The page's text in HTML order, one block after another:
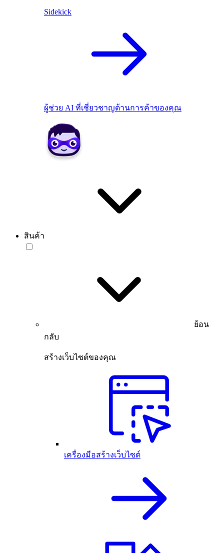
Sidekick
ผู้ช่วย AI ที่เชี่ยวชาญด้านการค้าของคุณ
สินค้า
ย้อน
กลับ
สร้างเว็บไซต์ของคุณ
เครื่องมือสร้างเว็บไซต์